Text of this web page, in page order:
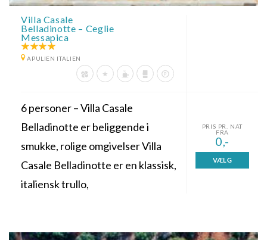
Villa Casale
Belladinotte – Ceglie
Messapica
APULIEN ITALIEN
6 personer – Villa Casale
Belladinotte er beliggende i
smukke, rolige omgivelser Villa
Casale Belladinotte er en klassisk,
italiensk trullo,
PRIS PR. NAT
FRA
0,-
VÆLG